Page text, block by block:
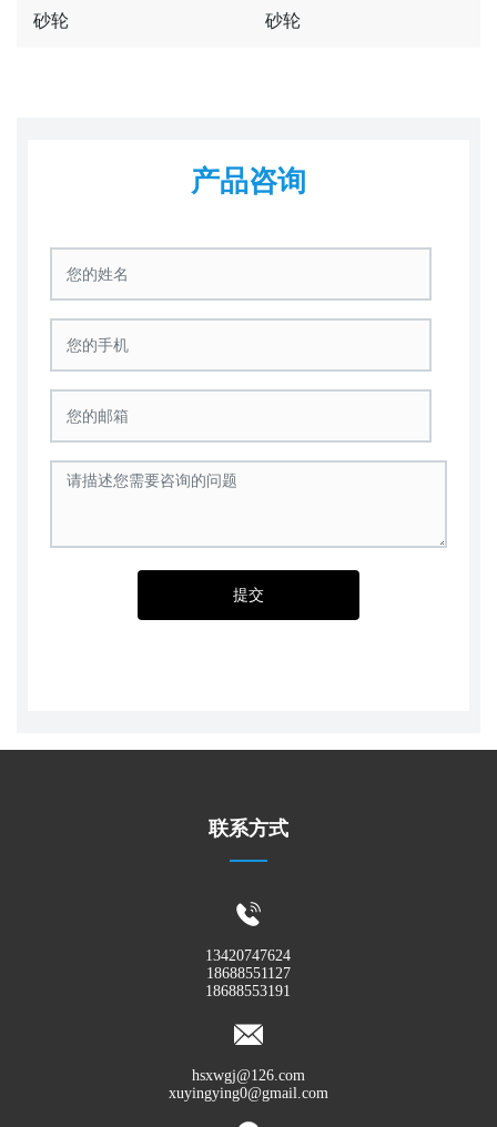
砂轮 砂轮
产品咨询
提交
联系方式
13420747624
18688551127
18688553191
hsxwgj@126.com
xuyingying0@gmail.com